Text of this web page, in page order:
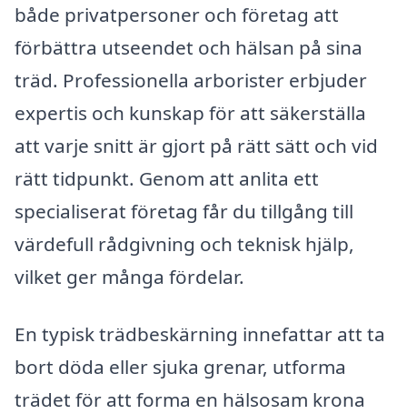
både privatpersoner och företag att
förbättra utseendet och hälsan på sina
träd. Professionella arborister erbjuder
expertis och kunskap för att säkerställa
att varje snitt är gjort på rätt sätt och vid
rätt tidpunkt. Genom att anlita ett
specialiserat företag får du tillgång till
värdefull rådgivning och teknisk hjälp,
vilket ger många fördelar.
En typisk trädbeskärning innefattar att ta
bort döda eller sjuka grenar, utforma
trädet för att forma en hälsosam krona